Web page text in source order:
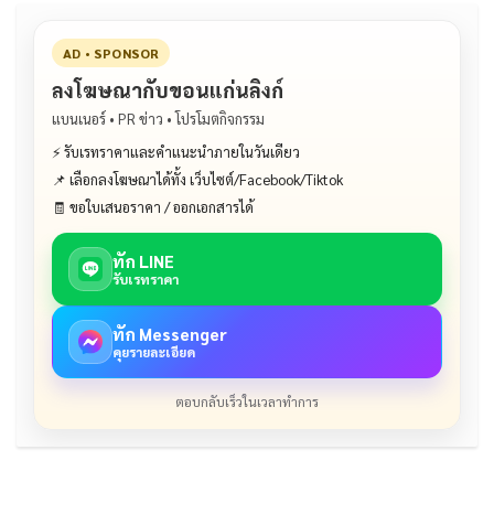
AD • SPONSOR
ลงโฆษณากับขอนแก่นลิงก์
แบนเนอร์ • PR ข่าว • โปรโมตกิจกรรม
⚡ รับเรทราคาและคำแนะนำภายในวันเดียว
📌 เลือกลงโฆษณาได้ทั้ง เว็บไซต์/Facebook/Tiktok
🧾 ขอใบเสนอราคา / ออกเอกสารได้
ทัก LINE
รับเรทราคา
ทัก Messenger
คุยรายละเอียด
ตอบกลับเร็วในเวลาทำการ